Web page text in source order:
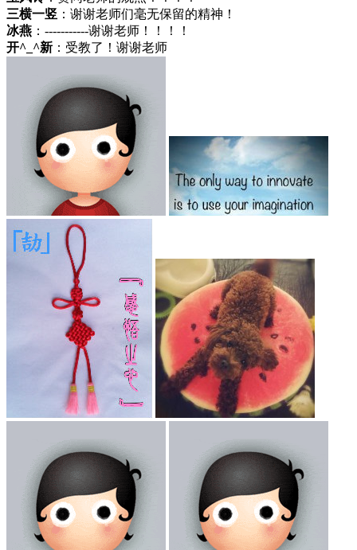
三横一竖 ：谢谢老师们毫无保留的精神！
冰燕 ：-----------谢谢老师！！！！
开^_^新 ：受教了！谢谢老师